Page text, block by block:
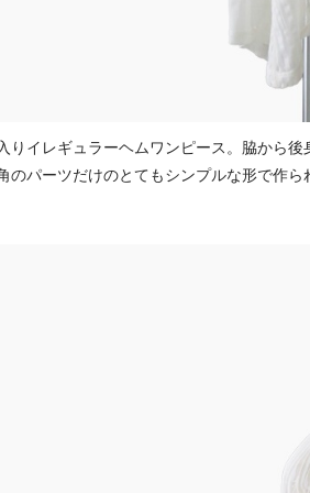
りイレギュラーヘムワンピース。脇から
のパーツだけのとてもシンプルな形で作ら